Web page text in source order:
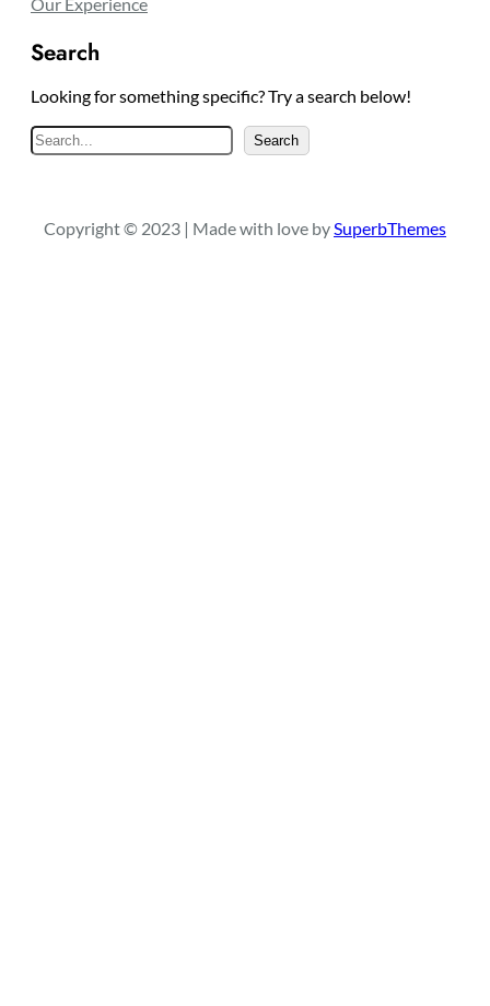
Search
Looking for something specific? Try a search below!
S
e
c
Search
Copyright © 2023 | Made with love bySuperbThemes